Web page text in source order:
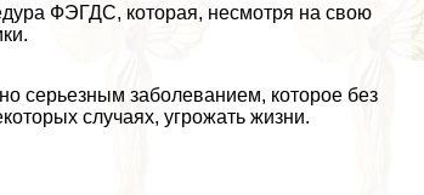
ФЭГДС, которая, несмотря на свою
серьезным заболеванием, которое без
случаях, угрожать жизни.